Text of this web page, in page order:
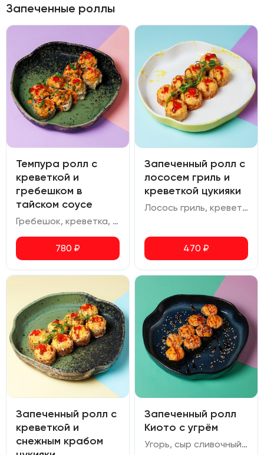
Запеченные роллы
Темпура ролл с
креветкой и
гребешком в
тайском соусе
Гребешок, креветка, сливочный сыр, огурец, соус спайси, тайский соус, икра масаго.
780 ₽
Запеченный ролл с
лососем гриль и
креветкой цукияки
Лосось гриль, креветка тигровая, сливочный сыр, томаты черри, соус для запекания, шичими, кунжут, соус терияки, икра масаго
470 ₽
Запеченный ролл с
креветкой и
снежным крабом
Запеченный ролл
Киото с угрём
Угорь, сыр сливочный, соус для запекания, соус унаги